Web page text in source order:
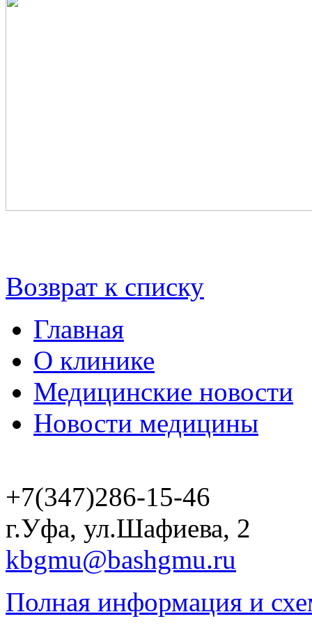
Возврат к списку
Главная
О клинике
Медицинские новости
Новости медицины
+7(347)286-15-46
г.Уфа, ул.Шафиева, 2
kbgmu@bashgmu.ru
Полная информация и